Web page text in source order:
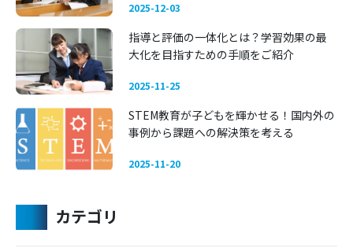
2025-12-03
指導と評価の一体化とは？学習効果の最
大化を目指すための手順をご紹介
2025-11-25
STEM教育が子どもを輝かせる！国内外の
事例から課題への解決策を考える
2025-11-20
カテゴリ